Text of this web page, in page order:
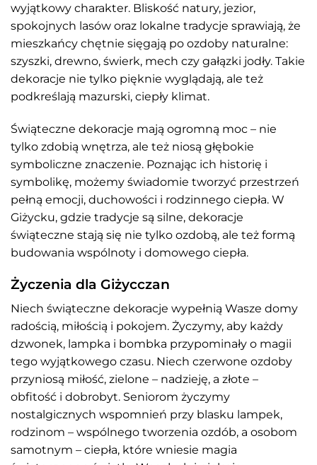
wyjątkowy charakter. Bliskość natury, jezior,
spokojnych lasów oraz lokalne tradycje sprawiają, że
mieszkańcy chętnie sięgają po ozdoby naturalne:
szyszki, drewno, świerk, mech czy gałązki jodły. Takie
dekoracje nie tylko pięknie wyglądają, ale też
podkreślają mazurski, ciepły klimat.
Świąteczne dekoracje mają ogromną moc – nie
tylko zdobią wnętrza, ale też niosą głębokie
symboliczne znaczenie. Poznając ich historię i
symbolikę, możemy świadomie tworzyć przestrzeń
pełną emocji, duchowości i rodzinnego ciepła. W
Giżycku, gdzie tradycje są silne, dekoracje
świąteczne stają się nie tylko ozdobą, ale też formą
budowania wspólnoty i domowego ciepła.
Życzenia dla Giżycczan
Niech świąteczne dekoracje wypełnią Wasze domy
radością, miłością i pokojem. Życzymy, aby każdy
dzwonek, lampka i bombka przypominały o magii
tego wyjątkowego czasu. Niech czerwone ozdoby
przyniosą miłość, zielone – nadzieję, a złote –
obfitość i dobrobyt. Seniorom życzymy
nostalgicznych wspomnień przy blasku lampek,
rodzinom – wspólnego tworzenia ozdób, a osobom
samotnym – ciepła, które wniesie magia